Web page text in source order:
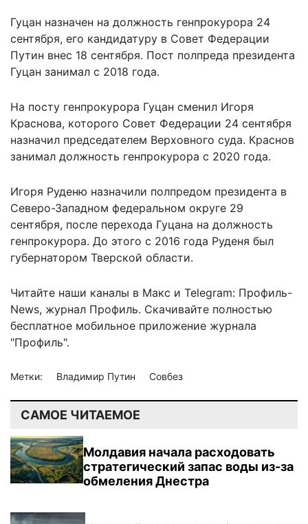
Гуцан назначен на должность генпрокурора 24
сентября, его кандидатуру в Совет Федерации
Путин внес 18 сентября. Пост полпреда президента
Гуцан занимал с 2018 года.
На посту генпрокурора Гуцан сменил Игоря
Краснова, которого Совет Федерации 24 сентября
назначил председателем Верховного суда. Краснов
занимал должность генпрокурора с 2020 года.
Игоря Руденю назначили полпредом президента в
Северо-Западном федеральном округе 29
сентября, после перехода Гуцана на должность
генпрокурора. До этого с 2016 года Руденя был
губернатором Тверской области.
Читайте наши каналы в Макс и Telegram: Профиль-
News, журнал Профиль. Скачивайте полностью
бесплатное мобильное приложение журнала
"Профиль".
Метки: Владимир Путин Совбез
САМОЕ ЧИТАЕМОЕ
Молдавия начала расходовать
стратегический запас воды из-за
обмеления Днестра